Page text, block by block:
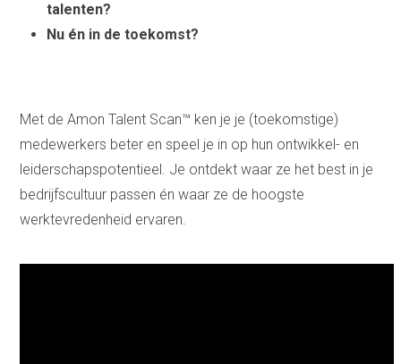
talenten?
Nu én in de toekomst?
Met de Amon Talent Scan™ ken je je (toekomstige)
medewerkers beter en speel je in op hun ontwikkel- en
leiderschapspotentieel. Je ontdekt waar ze het best in je
bedrijfscultuur passen én waar ze de hoogste
werktevredenheid ervaren.